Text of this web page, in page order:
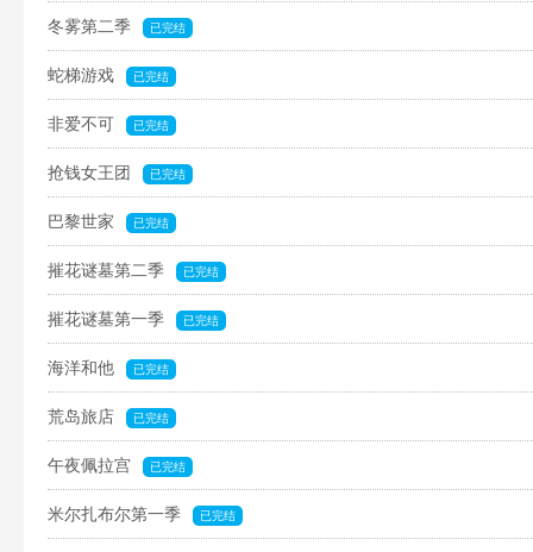
冬雾第二季 已完结
蛇梯游戏 已完结
非爱不可 已完结
抢钱女王团 已完结
巴黎世家 已完结
摧花谜墓第二季 已完结
摧花谜墓第一季 已完结
海洋和他 已完结
荒岛旅店 已完结
午夜佩拉宫 已完结
米尔扎布尔第一季 已完结